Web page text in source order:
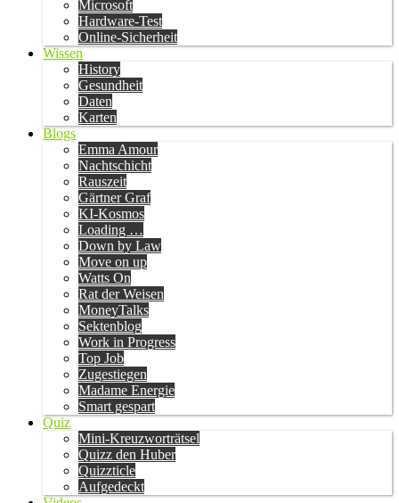
Microsoft
Hardware-Test
Online-Sicherheit
Wissen
History
Gesundheit
Daten
Karten
Blogs
Emma Amour
Nachtschicht
Rauszeit
Gärtner Graf
KI-Kosmos
Loading …
Down by Law
Move on up
Watts On
Rat der Weisen
MoneyTalks
Sektenblog
Work in Progress
Top Job
Zugestiegen
Madame Energie
Smart gespart
Quiz
Mini-Kreuzworträtsel
Quizz den Huber
Quizzticle
Aufgedeckt